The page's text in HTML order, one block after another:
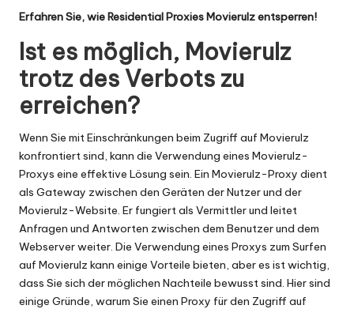
Erfahren Sie, wie Residential Proxies Movierulz entsperren!
Ist es möglich, Movierulz
trotz des Verbots zu
erreichen?
Wenn Sie mit Einschränkungen beim Zugriff auf Movierulz
konfrontiert sind, kann die Verwendung eines Movierulz-
Proxys eine effektive Lösung sein. Ein Movierulz-Proxy dient
als Gateway zwischen den Geräten der Nutzer und der
Movierulz-Website. Er fungiert als Vermittler und leitet
Anfragen und Antworten zwischen dem Benutzer und dem
Webserver weiter. Die Verwendung eines Proxys zum Surfen
auf Movierulz kann einige Vorteile bieten, aber es ist wichtig,
dass Sie sich der möglichen Nachteile bewusst sind. Hier sind
einige Gründe, warum Sie einen Proxy für den Zugriff auf